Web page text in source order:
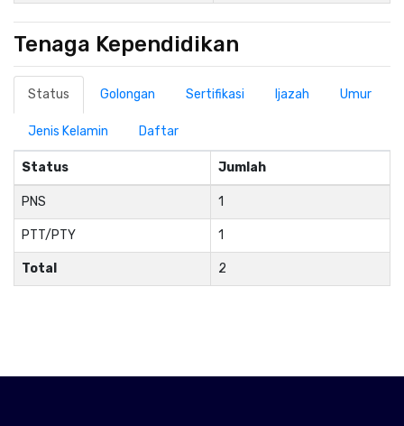
Tenaga Kependidikan
Status Golongan Sertifikasi Ijazah Umur
Jenis Kelamin Daftar
Status Jumlah
PNS 1
PTT/PTY 1
Total 2